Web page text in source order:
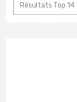
Résultats Top 14